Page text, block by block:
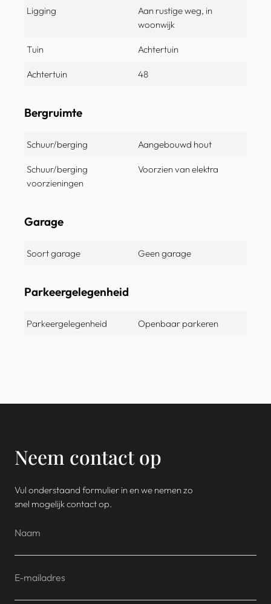
Ligging
Aan rustige weg, in
woonwijk
Tuin Achtertuin
Achtertuin 48
Bergruimte
Schuur/berging Aangebouwd hout
Schuur/berging
voorzieningen
Voorzien van elektra
Garage
Soort garage Geen garage
Parkeergelegenheid
Parkeergelegenheid Openbaar parkeren
Neem contact op
Vul onderstaand formulier in en we nemen zo
snel mogelijk contact op.